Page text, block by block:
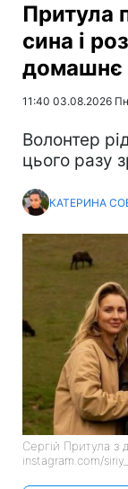
Притула
сина і
домашнє
11:40 03.08.2026 Пн
Волонтер
цього разу
КАТЕРИНА
Сергій Притула з
instagram.com/